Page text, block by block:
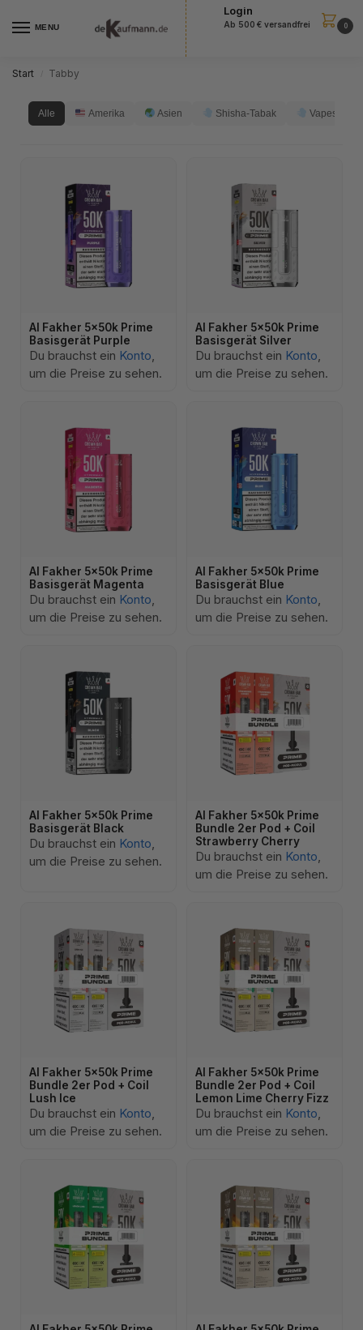
MENU
Login
Ab 500 € versandfrei 0
Start Tabby
Alle Amerika Asien Shisha-Tabak Vapes
Al Fakher 5x50k Prime
Basisgerät Purple
Du brauchst ein Konto,
um die Preise zu sehen.
Al Fakher 5x50k Prime
Basisgerät Silver
Du brauchst ein Konto,
um die Preise zu sehen.
Al Fakher 5x50k Prime
Basisgerät Magenta
Du brauchst ein Konto,
um die Preise zu sehen.
Al Fakher 5x50k Prime
Basisgerät Blue
Du brauchst ein Konto,
um die Preise zu sehen.
Al Fakher 5x50k Prime
Basisgerät Black
Du brauchst ein Konto,
um die Preise zu sehen.
Al Fakher 5x50k Prime
Bundle 2er Pod + Coil
Strawberry Cherry
Du brauchst ein Konto,
um die Preise zu sehen.
Al Fakher 5x50k Prime
Bundle 2er Pod + Coil
Lush Ice
Du brauchst ein Konto,
um die Preise zu sehen.
Al Fakher 5x50k Prime
Bundle 2er Pod + Coil
Lemon Lime Cherry Fizz
Du brauchst ein Konto,
um die Preise zu sehen.